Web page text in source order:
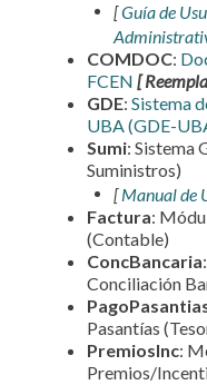
[Guía de
COMDOC:
FCEN [
GDE: Sistema
UBA (GDE-
Sumi: Sistema
Suministros)
[Manual de
Factura:
(Contable)
ConcBancaria
Conciliación
Pasantías
PremiosInc:
Premios/